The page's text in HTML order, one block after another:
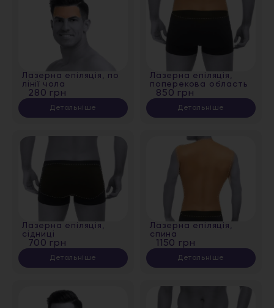
Лазерна епіляція, по
лінії чола
280 грн
Детальніше
Лазерна епіляція,
поперекова область
850 грн
Детальніше
Лазерна епіляція,
сідниці
700 грн
Детальніше
Лазерна епіляція,
спина
1150 грн
Детальніше